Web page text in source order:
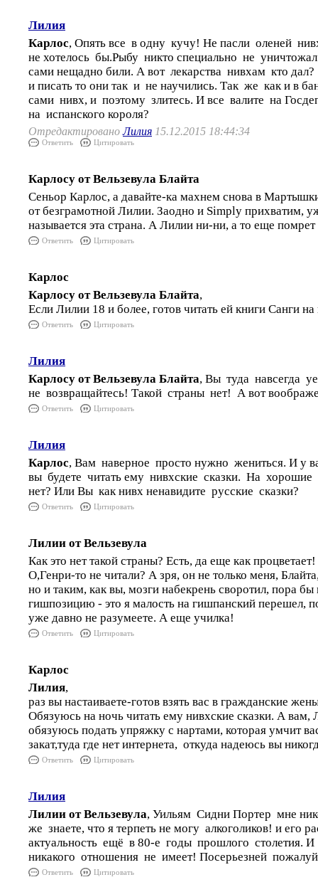
Лилия
Карлос, Опять все в одну кучу! Не пасли оленей
не хотелось бы.Рыбу никто специально не
сами нещадно били. А вот лекарства нивхам кто
и писать то они так и не научились. Так же как и в
сами нивх, и поэтому злитесь. И все валите на
на испанского короля?
ОтредактированоЛилия 15.12.2015 18:44:34
Ответить Цитировать
Карлосу от Вельзевула Блайта
Сеньор Карлос, а давайте-ка махнем снова в
от безграмотной Лилии. Заодно и Simply прихватим,
называется эта страна. А Лилии ни-ни, а то еще помрет
Ответить Цитировать
Карлос
Карлосу от Вельзевула Блайта,
Если Лилии 18 и более, готов читать ей книги Санги
Ответить Цитировать
Лилия
Карлосу от Вельзевула Блайта, Вы туда навсегда
не возвращайтесь! Такой страны нет! А вот
Ответить Цитировать
Лилия
Карлос, Вам наверное просто нужно жениться. И у
вы будете читать ему нивхские сказки. На хорошие
нет? Или Вы как нивх ненавидите русские сказки?
Ответить Цитировать
Лилии от Вельзевула
Как это нет такой страны? Есть, да еще как
О,Генри-то не читали? А зря, он не только меня,
но и таким, как вы, мозги набекрень своротил, пора
гишпозицию - это я малость на гишпанский перешел,
уже давно не разумеете. А еще училка!
Ответить Цитировать
Карлос
Лилия,
раз вы настаиваете-готов взять вас в гражданские
Обязуюсь на ночь читать ему нивхские сказки. А вам,
обязуюсь подать упряжку с нартами, которая умчит
закат,туда где нет интернета, откуда надеюсь вы
Ответить Цитировать
Лилия
Лилии от Вельзевула, Уильям Сидни Портер мне
же знаете, что я терпеть не могу алкоголиков! и его
актуальность ещё в 80-е годы прошлого столетия.
никакого отношения не имеет! Посерьезней
Ответить Цитировать